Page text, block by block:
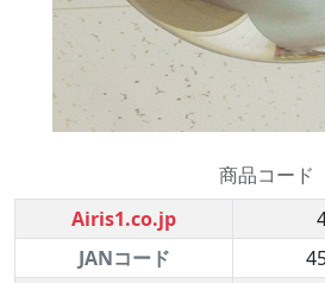
商品コード
Airis1.co.jp
JANコード